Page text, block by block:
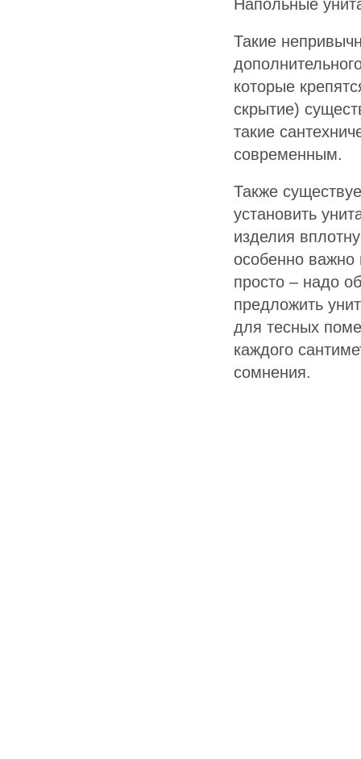
Напольные
Такие
которые
скрытие)
такие
современным.
Также
установить
изделия
особенно важно
просто – надо
предложить
для тесных
каждого
сомнения.